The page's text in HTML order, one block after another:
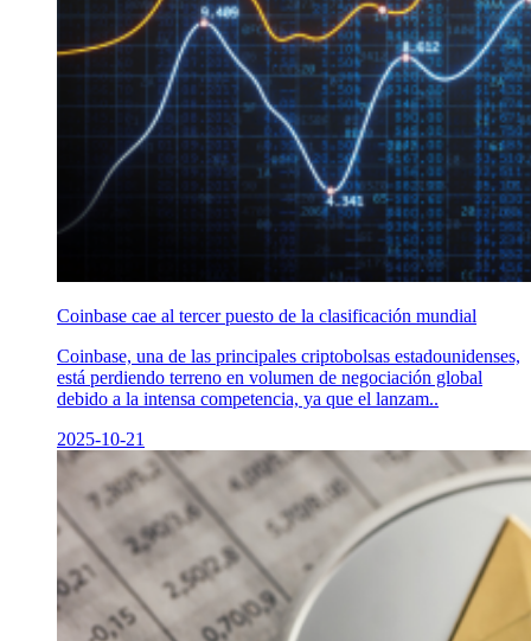
Coinbase cae al tercer puesto de la clasificación mundial
Coinbase, una de las principales criptobolsas estadounidenses,
está perdiendo terreno en volumen de negociación global
debido a la intensa competencia, ya que el lanzam..
2025-10-21